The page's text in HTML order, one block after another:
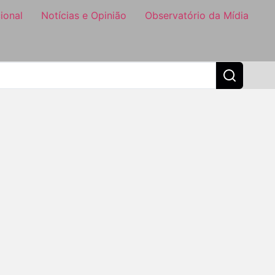
Notícias e Opinião Observatório da Mídia